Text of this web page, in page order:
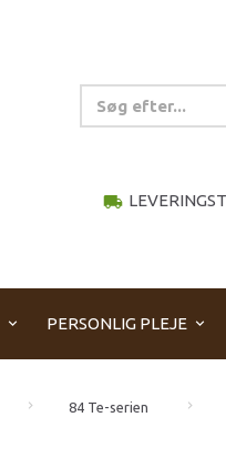
local_shipping
PERSONLIG PLEJE
84 Te-serien